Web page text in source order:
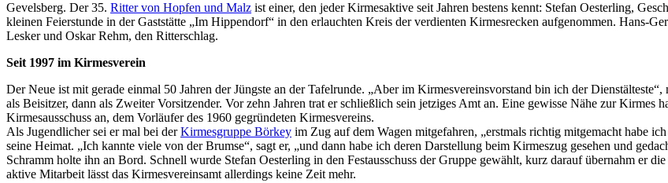
Gevelsberg. Der 35. Ritter von Hopfen und Malz ist einer, den jeder Kirmesaktive seit Jahren bestens kennt: Stefan Oesterling,
kleinen Feierstunde in der Gaststätte „Im Hippendorf“ in den erlauchten Kreis der verdienten Kirmesrecken aufgenommen. Hans-
Lesker und Oskar Rehm, den Ritterschlag.
Seit 1997 im Kirmesverein
Der Neue ist mit gerade einmal 50 Jahren der Jüngste an der Tafelrunde. „Aber im Kirmesvereinsvorstand bin ich der
als Beisitzer, dann als Zweiter Vorsitzender. Vor zehn Jahren trat er schließlich sein jetziges Amt an. Eine gewisse Nähe zur Kirmes
Kirmesausschuss an, dem Vorläufer des 1960 gegründeten Kirmesvereins.
Als Jugendlicher sei er mal bei derKirmesgruppe Börkey im Zug auf dem Wagen mitgefahren, „erstmals richtig mitgemacht habe
seine Heimat. „Ich kannte viele von der Brumse“, sagt er, „und dann habe ich deren Darstellung beim Kirmeszug gesehen und
Schramm holte ihn an Bord. Schnell wurde Stefan Oesterling in den Festausschuss der Gruppe gewählt, kurz darauf übernahm er
aktive Mitarbeit lässt das Kirmesvereinsamt allerdings keine Zeit mehr.